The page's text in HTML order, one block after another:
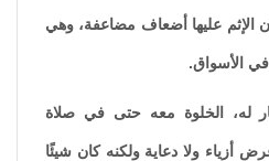
الإثم عليها أضعاف مضاعفة، وهي
الأسواق.
له، الخلوة معه حتى في صلاة
أزياء ولا دعاية ولكنه كان شيئًا